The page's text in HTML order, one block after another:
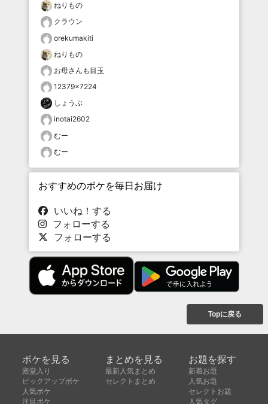
ねりもの
クラウン
orekumakiti
ねりもの
お母さんも目玉
12379×7224
しょうぶ
inotai2602
むー
むー
おすすめのボケを毎日お届け
いいね！する
フォローする
フォローする
Topに戻る
ボケを見る
殿堂入り
ピックアップボケ
人気ボケ
注目ボケ
まとめを見る
最新人気まとめ
セレクトまとめ
お題を探す
新着お題
人気お題
セレクトお題
人気タグ